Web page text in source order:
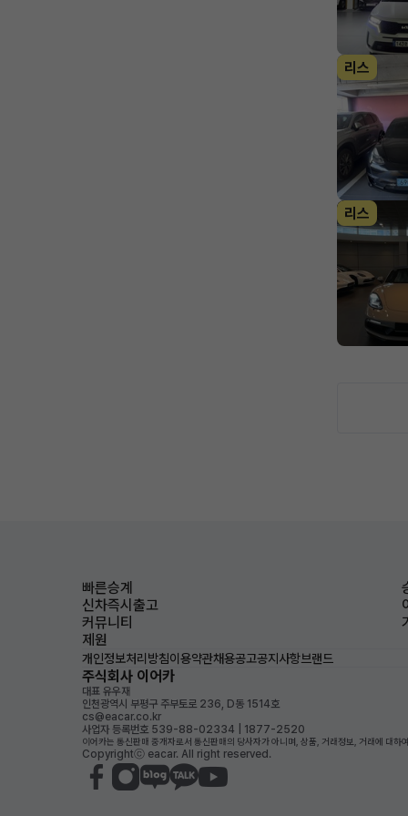
리스
리스
빠른승계
신차즉시출고
커뮤니티
제원
개인정보처리방침이용약관채용공고공지사항브랜드
주식회사 이어카
대표 유우재
인천광역시 부평구 주부토로 236, D동 1514호
cs@eacar.co.kr
사업자 등록번호 539-88-02334 | 1877-2520
이어카는 통신판매 중개자로서 통신판매의 당사자가 아니며, 상품, 거래정보, 거래에 대하
Copyrightⓒ eacar. All right reserved.